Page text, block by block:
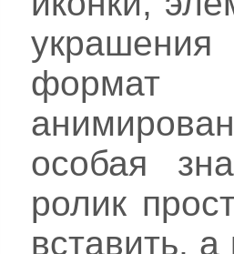
формат
особая
ролик
вставить,